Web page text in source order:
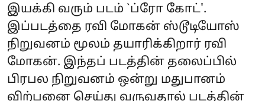
இயக்கி வரும் படம் `ப்ரோ கோட்'.
இப்படத்தை ரவி மோகன் ஸ்டூடியோஸ்
நிறுவனம் மூலம் தயாரிக்கிறார் ரவி
மோகன். இந்தப் படத்தின் தலைப்பில்
பிரபல நிறுவனம் ஒன்று மதுபானம்
விற்பனை செய்து வருவதால் படத்தின்